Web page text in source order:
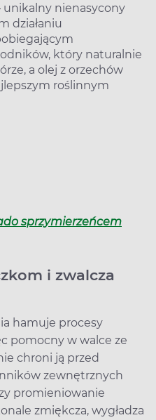
nienasycony
działaniu
który naturalnie
a olej z orzechów
roślinnym
sprzymierzeńcem
i zwalcza
hamuje procesy
pomocny w walce ze
chroni ją przed
zewnętrznych
promieniowanie
zmiękcza, wygładza